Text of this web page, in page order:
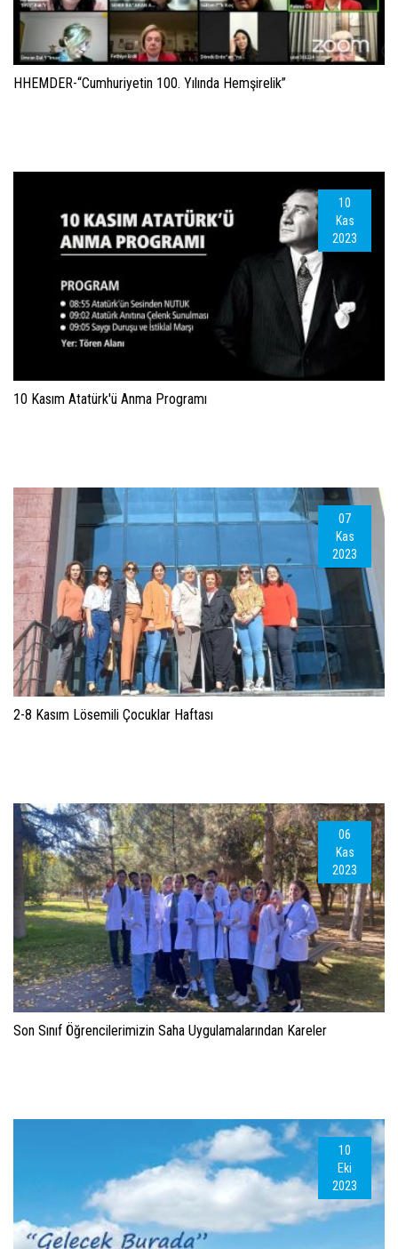
HHEMDER-“Cumhuriyetin 100. Yılında Hemşirelik”
10
Kas
2023
10 Kasım Atatürk'ü Anma Programı
07
Kas
2023
2-8 Kasım Lösemili Çocuklar Haftası
06
Kas
2023
Son Sınıf Öğrencilerimizin Saha Uygulamalarından Kareler
10
Eki
2023